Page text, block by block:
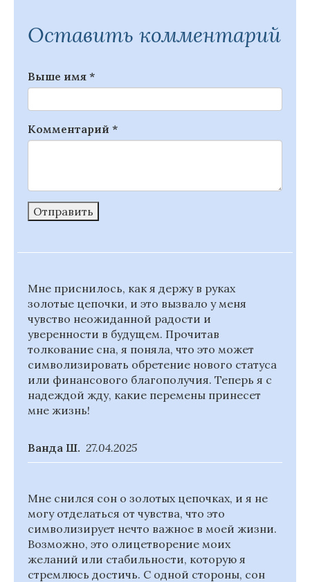
Оставить комментарий
Выше имя *
Комментарий *
Отправить
Мне приснилось, как я держу в руках
золотые цепочки, и это вызвало у меня
чувство неожиданной радости и
уверенности в будущем. Прочитав
толкование сна, я поняла, что это может
символизировать обретение нового статуса
или финансового благополучия. Теперь я с
надеждой жду, какие перемены принесет
мне жизнь!
Ванда Ш. 27.04.2025
Мне снился сон о золотых цепочках, и я не
могу отделаться от чувства, что это
символизирует нечто важное в моей жизни.
Возможно, это олицетворение моих
желаний или стабильности, которую я
стремлюсь достичь. С одной стороны, сон